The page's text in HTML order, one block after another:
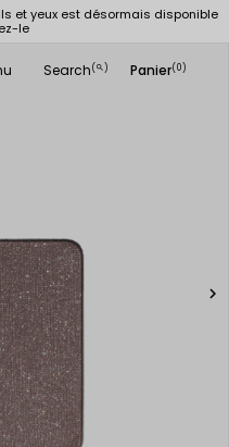
et yeux est désormais disponible
le
Search(
search ) Panier(0)
